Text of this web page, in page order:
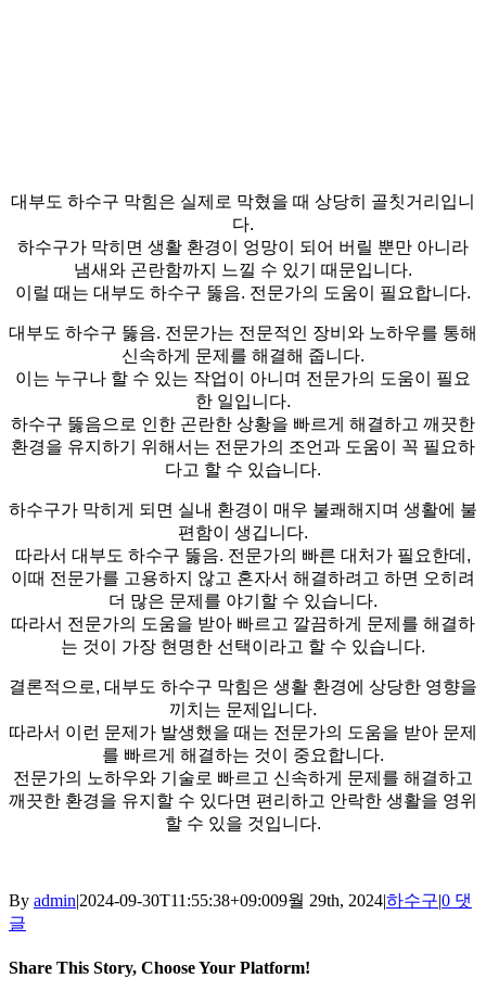
대부도 하수구 막힘은 실제로 막혔을 때 상당히 골칫거리입니
다.
하수구가 막히면 생활 환경이 엉망이 되어 버릴 뿐만 아니라
냄새와 곤란함까지 느낄 수 있기 때문입니다.
이럴 때는 대부도 하수구 뚫음. 전문가의 도움이 필요합니다.
대부도 하수구 뚫음. 전문가는 전문적인 장비와 노하우를 통해
신속하게 문제를 해결해 줍니다.
이는 누구나 할 수 있는 작업이 아니며 전문가의 도움이 필요
한 일입니다.
하수구 뚫음으로 인한 곤란한 상황을 빠르게 해결하고 깨끗한
환경을 유지하기 위해서는 전문가의 조언과 도움이 꼭 필요하
다고 할 수 있습니다.
하수구가 막히게 되면 실내 환경이 매우 불쾌해지며 생활에 불
편함이 생깁니다.
따라서 대부도 하수구 뚫음. 전문가의 빠른 대처가 필요한데,
이때 전문가를 고용하지 않고 혼자서 해결하려고 하면 오히려
더 많은 문제를 야기할 수 있습니다.
따라서 전문가의 도움을 받아 빠르고 깔끔하게 문제를 해결하
는 것이 가장 현명한 선택이라고 할 수 있습니다.
결론적으로, 대부도 하수구 막힘은 생활 환경에 상당한 영향을
끼치는 문제입니다.
따라서 이런 문제가 발생했을 때는 전문가의 도움을 받아 문제
를 빠르게 해결하는 것이 중요합니다.
전문가의 노하우와 기술로 빠르고 신속하게 문제를 해결하고
깨끗한 환경을 유지할 수 있다면 편리하고 안락한 생활을 영위
할 수 있을 것입니다.
By admin|2024-09-30T11:55:38+09:009월 29th, 2024|하수구|0 댓
글
Share This Story, Choose Your Platform!